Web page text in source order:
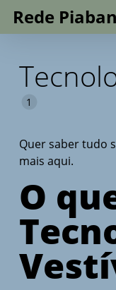
Skip
content
Rede
1
Quer saber tudo
mais aqui.
O